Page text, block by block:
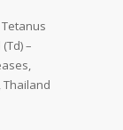
–
Thailand